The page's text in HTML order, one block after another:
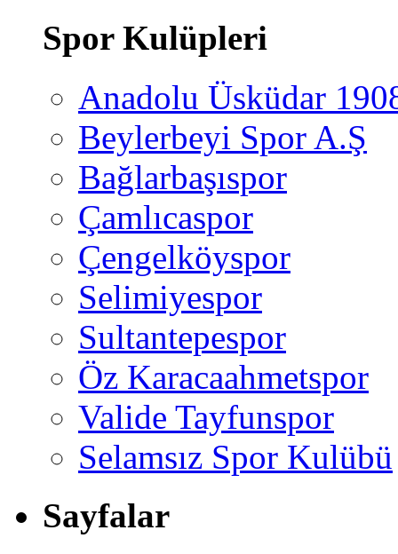
Spor Kulüpleri
Anadolu Üsküdar
Beylerbeyi Spor A.Ş
Bağlarbaşıspor
Çamlıcaspor
Çengelköyspor
Selimiyespor
Sultantepespor
Öz Karacaahmetspor
Valide Tayfunspor
Selamsız Spor Kulübü
Sayfalar